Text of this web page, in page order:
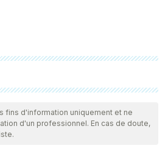
ont été examinées en profondeur
leur qualité, leur fiabilité, leur
La bibliographie de cet article a été
fins d'information uniquement et ne
d'un professionnel. En cas de doute,